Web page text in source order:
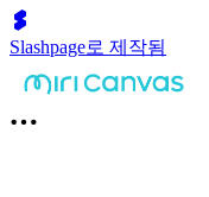
Slashpage로 제작됨